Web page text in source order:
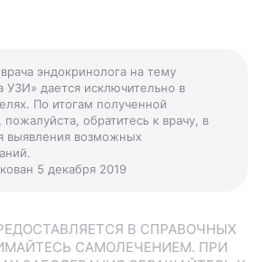
эндокринолога на тему
УЗИ» дается исключительно в
По итогам полученной
пожалуйста, обратитесь к врачу, в
выявления возможных
5 декабря 2019
В СПРАВОЧНЫХ
САМОЛЕЧЕНИЕМ. ПРИ